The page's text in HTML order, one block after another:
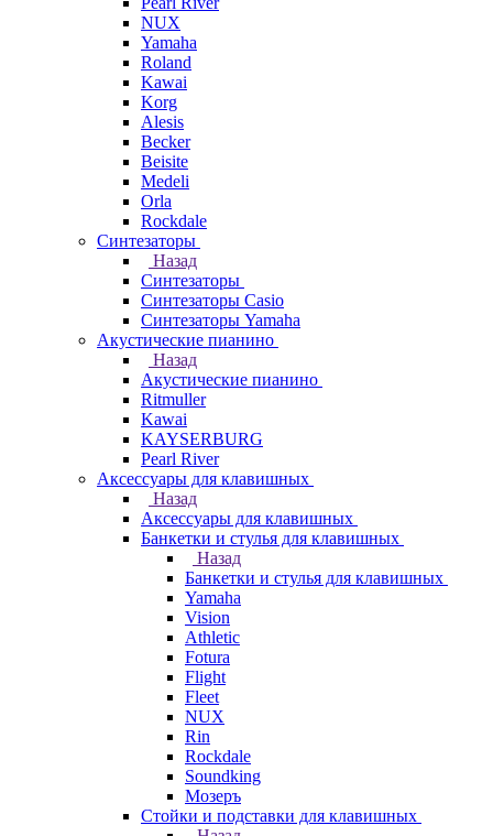
NUX
Yamaha
Roland
Kawai
Korg
Alesis
Becker
Beisite
Medeli
Orla
Rockdale
Синтезаторы
Назад
Синтезаторы
Синтезаторы Casio
Синтезаторы Yamaha
Акустические пианино
Назад
Акустические пианино
Ritmuller
Kawai
KAYSERBURG
Pearl River
Аксессуары для клавишных
Назад
Аксессуары для клавишных
Банкетки и стулья для клавишных
Назад
Банкетки и стулья для клавишных
Yamaha
Vision
Athletic
Fotura
Flight
Fleet
NUX
Rin
Rockdale
Soundking
Мозеръ
Стойки и подставки для клавишных